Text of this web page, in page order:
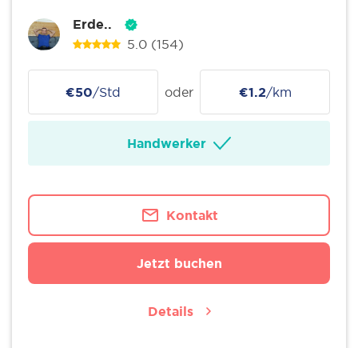
Erde..
5.0 (154)
€50/Std oder €1.2/km
Handwerker
Kontakt
Jetzt buchen
Details